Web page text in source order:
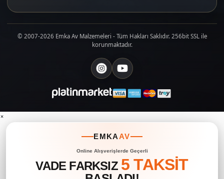
© 2007-2026 Emka Av Malzemeleri - Tüm Hakları Saklıdır. 256bit SSL ile
korunmaktadır.
×
EMKAAV
Online Alışverişlerde Geçerli
VADE FARKSIZ 5 TAKSİT